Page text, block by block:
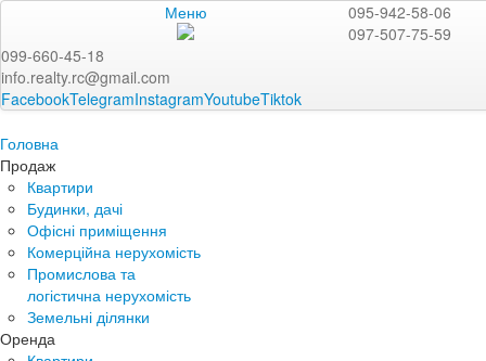
Меню
095-942-58-06
097-507-75-59
099-660-45-18
info.realty.rc@gmail.com
FacebookTelegramInstagramYoutubeTiktok
Головна
Продаж
Квартири
Будинки, дачі
Офісні приміщення
Комерційна нерухомість
Промислова та
логістична нерухомість
Земельні ділянки
Оренда